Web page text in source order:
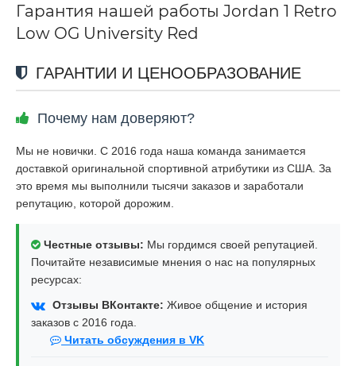
Гарантия нашей работы Jordan 1 Retro
Low OG University Red
ГАРАНТИИ И ЦЕНООБРАЗОВАНИЕ
Почему нам доверяют?
Мы не новички. С 2016 года наша команда занимается
доставкой оригинальной спортивной атрибутики из США. За
это время мы выполнили тысячи заказов и заработали
репутацию, которой дорожим.
Честные отзывы: Мы гордимся своей репутацией.
Почитайте независимые мнения о нас на популярных
ресурсах:
Отзывы ВКонтакте: Живое общение и история
заказов с 2016 года.
Читать обсуждения в VK